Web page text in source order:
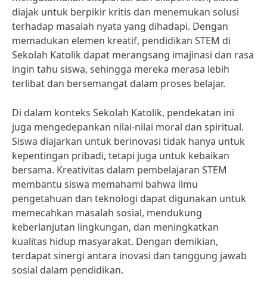
diajak untuk berpikir kritis dan menemukan solusi
terhadap masalah nyata yang dihadapi. Dengan
memadukan elemen kreatif, pendidikan STEM di
Sekolah Katolik dapat merangsang imajinasi dan rasa
ingin tahu siswa, sehingga mereka merasa lebih
terlibat dan bersemangat dalam proses belajar.
Di dalam konteks Sekolah Katolik, pendekatan ini
juga mengedepankan nilai-nilai moral dan spiritual.
Siswa diajarkan untuk berinovasi tidak hanya untuk
kepentingan pribadi, tetapi juga untuk kebaikan
bersama. Kreativitas dalam pembelajaran STEM
membantu siswa memahami bahwa ilmu
pengetahuan dan teknologi dapat digunakan untuk
memecahkan masalah sosial, mendukung
keberlanjutan lingkungan, dan meningkatkan
kualitas hidup masyarakat. Dengan demikian,
terdapat sinergi antara inovasi dan tanggung jawab
sosial dalam pendidikan.